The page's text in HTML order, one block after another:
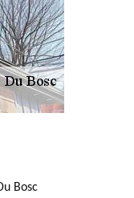
Bosc